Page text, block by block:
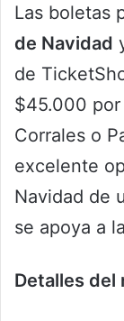
Las boletas
de Navidad
de
$45.000
Corrales o
excelente
Navidad de
se apoya a
Detalles del